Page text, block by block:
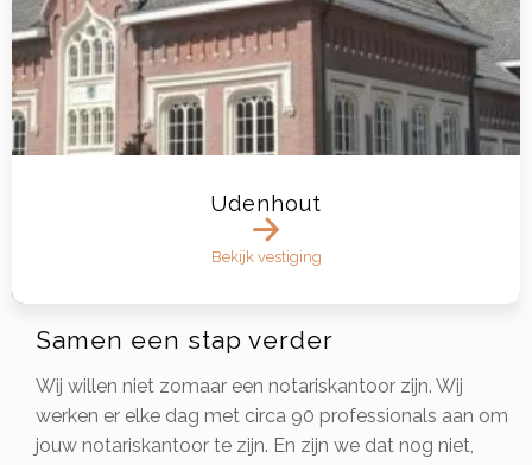
Udenhout
Bekijk vestiging
Samen een stap verder
Wij willen niet zomaar een notariskantoor zijn. Wij
werken er elke dag met circa 90 professionals aan om
jouw notariskantoor te zijn. En zijn we dat nog niet,